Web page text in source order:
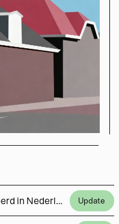
Gefilmd in Gaza, gemonteerd in Nederland. Het type samenwerking dat we (met jouw steun) vaker willen doen. Update